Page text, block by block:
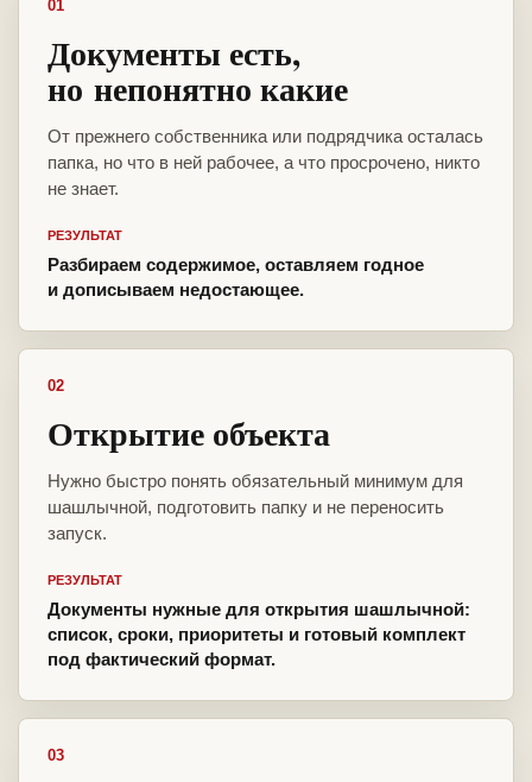
01
Документы есть,
но непонятно какие
От прежнего собственника или подрядчика осталась
папка, но что в ней рабочее, а что просрочено, никто
не знает.
РЕЗУЛЬТАТ
Разбираем содержимое, оставляем годное
и дописываем недостающее.
02
Открытие объекта
Нужно быстро понять обязательный минимум для
шашлычной, подготовить папку и не переносить
запуск.
РЕЗУЛЬТАТ
Документы нужные для открытия шашлычной:
список, сроки, приоритеты и готовый комплект
под фактический формат.
03